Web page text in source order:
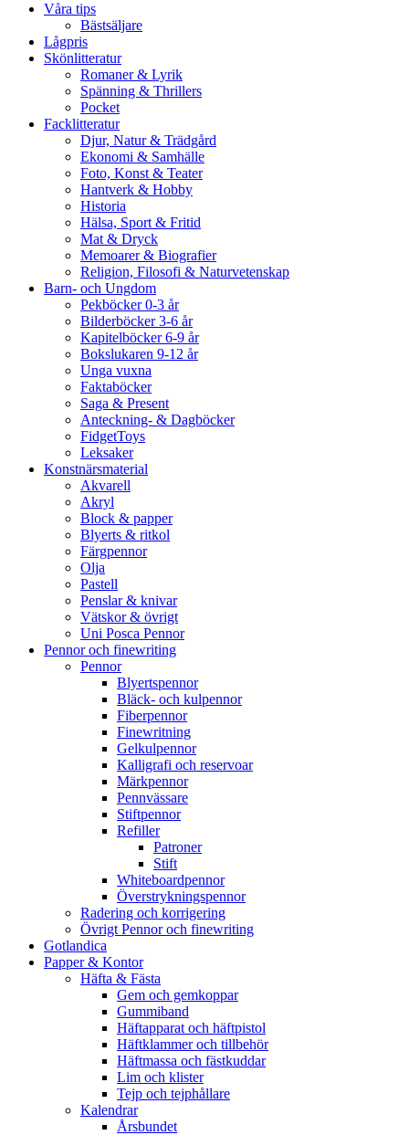
Våra tips
Bästsäljare
Lågpris
Skönlitteratur
Romaner & Lyrik
Spänning & Thrillers
Pocket
Facklitteratur
Djur, Natur & Trädgård
Ekonomi & Samhälle
Foto, Konst & Teater
Hantverk & Hobby
Historia
Hälsa, Sport & Fritid
Mat & Dryck
Memoarer & Biografier
Religion, Filosofi & Naturvetenskap
Barn- och Ungdom
Pekböcker 0-3 år
Bilderböcker 3-6 år
Kapitelböcker 6-9 år
Bokslukaren 9-12 år
Unga vuxna
Faktaböcker
Saga & Present
Anteckning- & Dagböcker
FidgetToys
Leksaker
Konstnärsmaterial
Akvarell
Akryl
Block & papper
Blyerts & ritkol
Färgpennor
Olja
Pastell
Penslar & knivar
Vätskor & övrigt
Uni Posca Pennor
Pennor och finewriting
Pennor
Blyertspennor
Bläck- och kulpennor
Fiberpennor
Finewritning
Gelkulpennor
Kalligrafi och reservoar
Märkpennor
Pennvässare
Stiftpennor
Refiller
Patroner
Stift
Whiteboardpennor
Överstrykningspennor
Radering och korrigering
Övrigt Pennor och finewriting
Gotlandica
Papper & Kontor
Häfta & Fästa
Gem och gemkoppar
Gummiband
Häftapparat och häftpistol
Häftklammer och tillbehör
Häftmassa och fästkuddar
Lim och klister
Tejp och tejphållare
Kalendrar
Årsbundet